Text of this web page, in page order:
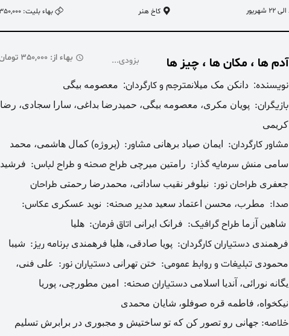
کاخ هنر بهاء بلیت: 350,000
آدم ها ، مکان ها ، چیز ها بزودی... بهاء از: 350,000 تومان
نویسنده: دانکن مک میلانمترجم و کارگردان: معصومه ‌بیگی
بازیگران: پویان مکری، معصومه ‌بیگی، حمیدرضا ‌بداغی، سارا ‌سجادی، رضا
‌کریمی
مشاور کارگردان: ایمان ‌صیاد ‌برهانی مشاور: (پروژه) کمال ‌هاشمی، محمد
‌سامی ‌منش سرمایه گذار: رامتین میرچی طراح صحنه و طراح لباس: فرشید
‌جعفری طراحان نور: نیلوفر ‌نقیب ‌ساداتی، محمدرضا ‌رحمتی طراحان
صدا: مطرب، محسن اعتماد سعید مدیر صحنه: نوید ‌عسکری عکاس:
شاهین ‌آزما طراح گرافیک: فرانک ایرانی اتاق فرمان: هلیا
‌فرهمندی دستیاران کارگردان: پویا ‌صادقی، هلیا ‌فرهمندی برنامه ریز: شیبا
محمودی تبلیغات و روابط عمومی: ختن ‌تهرانی دستیاران نور: علی ‌فنی،
یگانه ‌نورائی، آندیا ‌اسلامی دستیاران صحنه: امین مطورچی، پوریا
نیکخواه، فاطمه ‌قره ‌صوفلو، شایان محمدی
خلاصه: جهانی رو تصور کن که تو ساختیش و مجبوری در برابرش تسلیم